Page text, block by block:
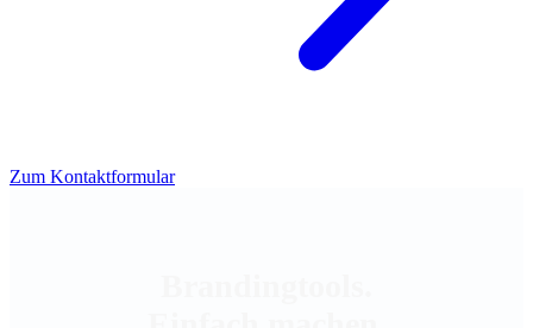
Zum Kontaktformular